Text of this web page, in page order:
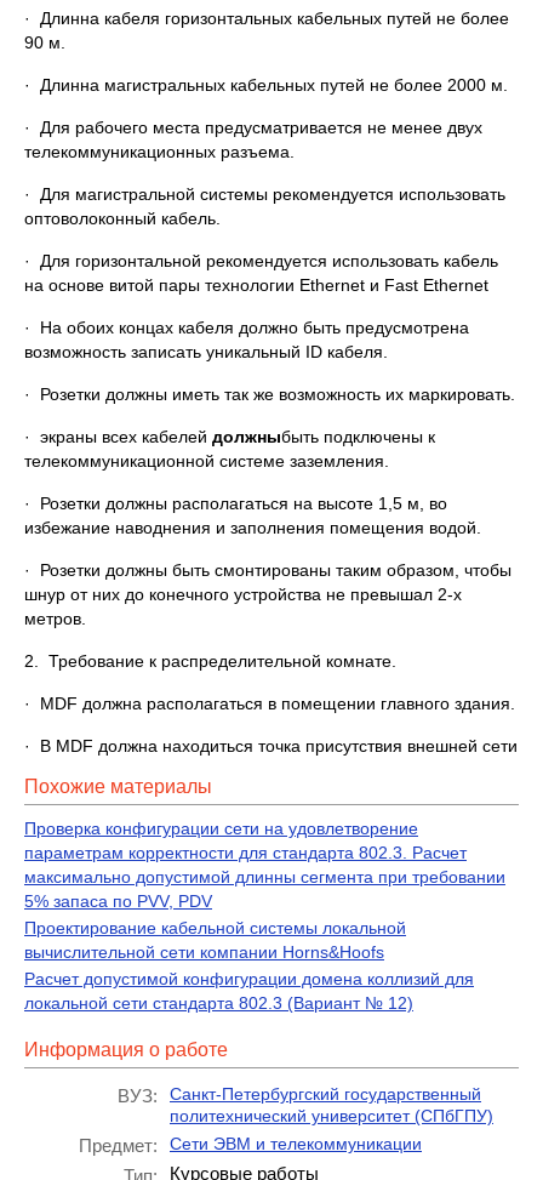
· Длинна кабеля горизонтальных кабельных путей не более
90 м.
· Длинна магистральных кабельных путей не более 2000 м.
· Для рабочего места предусматривается не менее двух
телекоммуникационных разъема.
· Для магистральной системы рекомендуется использовать
оптоволоконный кабель.
· Для горизонтальной рекомендуется использовать кабель
на основе витой пары технологии Ethernet и Fast Ethernet
· На обоих концах кабеля должно быть предусмотрена
возможность записать уникальный ID кабеля.
· Розетки должны иметь так же возможность их маркировать.
· экраны всех кабелей должныбыть подключены к
телекоммуникационной системе заземления.
· Розетки должны располагаться на высоте 1,5 м, во
избежание наводнения и заполнения помещения водой.
· Розетки должны быть смонтированы таким образом, чтобы
шнур от них до конечного устройства не превышал 2-х
метров.
2. Требование к распределительной комнате.
· MDF должна располагаться в помещении главного здания.
· В MDF должна находиться точка присутствия внешней сети
Похожие материалы
Проверка конфигурации сети на удовлетворение
параметрам корректности для стандарта 802.3. Расчет
максимально допустимой длинны сегмента при требовании
5% запаса по PVV, PDV
Проектирование кабельной системы локальной
вычислительной сети компании Horns&Hoofs
Расчет допустимой конфигурации домена коллизий для
локальной сети стандарта 802.3 (Вариант № 12)
Информация о работе
ВУЗ:
Санкт-Петербургский государственный
политехнический университет (СПбГПУ)
Предмет: Сети ЭВМ и телекоммуникации
Тип: Курсовые работы